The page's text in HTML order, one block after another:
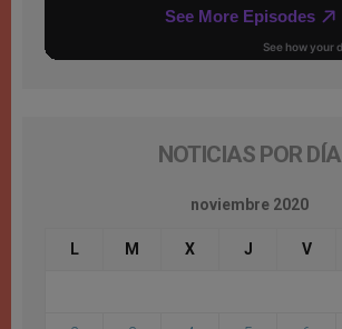
NOTICIAS POR DÍA
noviembre 2020
L M X J V